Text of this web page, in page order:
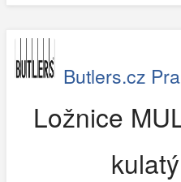
Butlers.cz
Ložnice